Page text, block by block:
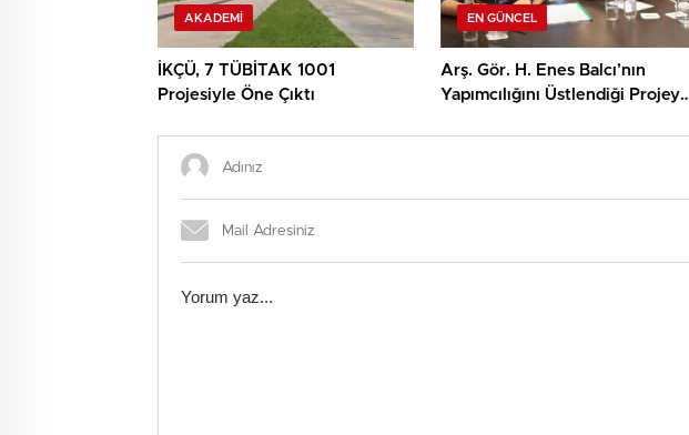
AKADEMI
İKÇÜ, 7 TÜBİTAK 1001
Projesiyle Öne Çıktı
EN GÜNCEL
Arş. Gör. H. Enes Balcı’nın
Yapımcılığını Üstlendiği Projeye